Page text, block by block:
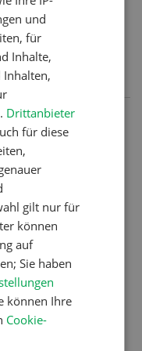
und
für
Inhalte,
Inhalten,
Drittanbieter
für diese
gilt nur für
können
auf
Sie haben
können Ihre
Cookie-